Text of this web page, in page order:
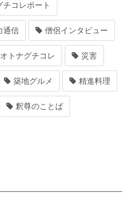
チコレポート
通信 僧侶インタビュー
トナグチコレ 災害
築地グルメ 精進料理
釈尊のことば